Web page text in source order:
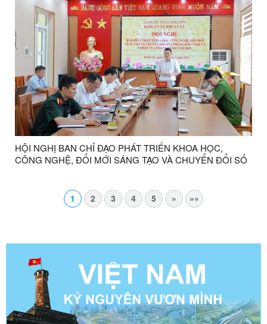
HỘI NGHỊ BAN CHỈ ĐẠO PHÁT TRIỂN KHOA HỌC,
CÔNG NGHỆ, ĐỔI MỚI SÁNG TẠO VÀ CHUYỂN ĐỔI SỐ
1 2 3 4 5 » »»